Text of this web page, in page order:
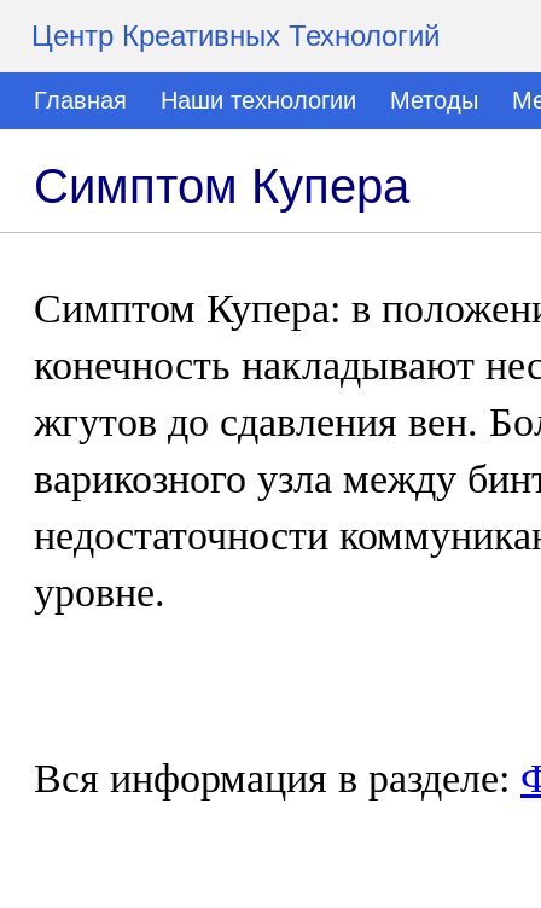
Центр Креативных Технологий
Главная Наши технологии Методы
Симптом Купера
Симптом Купера: в
конечность накладывают
жгутов до сдавления вен.
варикозного узла между
недостаточности
уровне.
Вся информация в разделе: